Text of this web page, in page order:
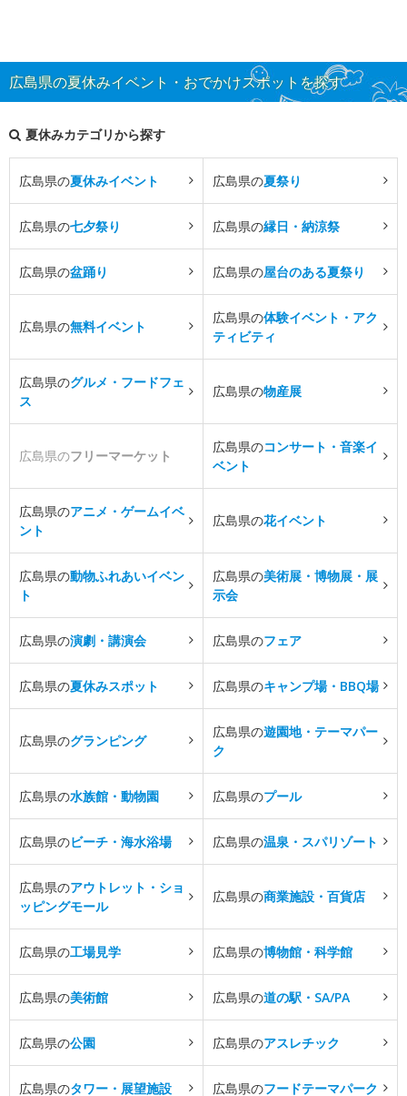
広島県の夏休みイベント・おでかけスポットを探す
夏休みカテゴリから探す
広島県の夏休みイベント 広島県の夏祭り
広島県の七夕祭り 広島県の縁日・納涼祭
広島県の盆踊り 広島県の屋台のある夏祭り
広島県の無料イベント
広島県の体験イベント・アク
ティビティ
広島県のグルメ・フードフェ
ス
広島県の物産展
広島県のフリーマーケット
広島県のコンサート・音楽イ
ベント
広島県のアニメ・ゲームイベ
ント
広島県の花イベント
広島県の動物ふれあいイベン
ト
広島県の美術展・博物展・展
示会
広島県の演劇・講演会 広島県のフェア
広島県の夏休みスポット 広島県のキャンプ場・BBQ場
広島県のグランピング
広島県の遊園地・テーマパー
ク
広島県の水族館・動物園 広島県のプール
広島県のビーチ・海水浴場 広島県の温泉・スパリゾート
広島県のアウトレット・ショ
ッピングモール
広島県の商業施設・百貨店
広島県の工場見学 広島県の博物館・科学館
広島県の美術館 広島県の道の駅・SA/PA
広島県の公園 広島県のアスレチック
広島県のタワー・展望施設 広島県のフードテーマパーク